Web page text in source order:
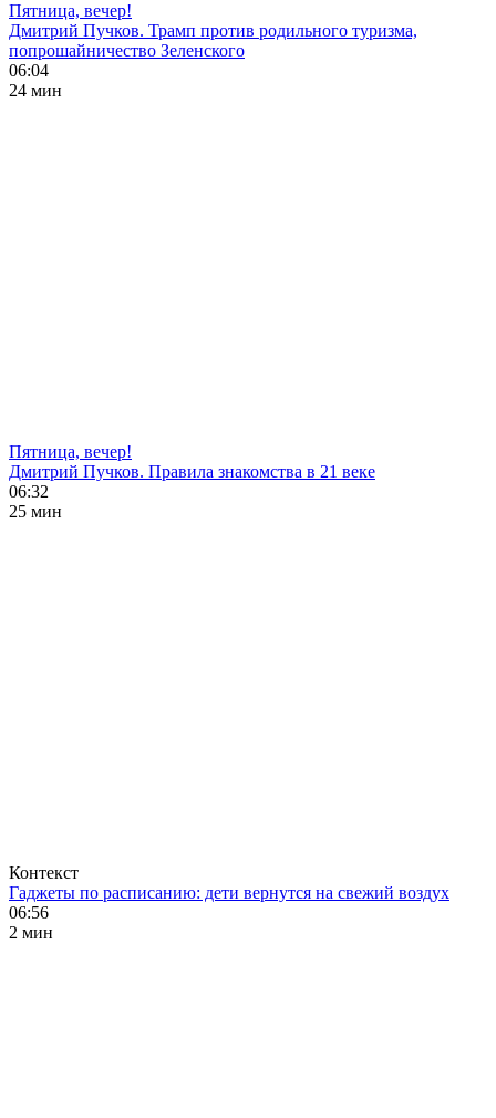
Пятница, вечер!
Дмитрий Пучков. Трамп против родильного туризма,
попрошайничество Зеленского
06:04
24 мин
Пятница, вечер!
Дмитрий Пучков. Правила знакомства в 21 веке
06:32
25 мин
Контекст
Гаджеты по расписанию: дети вернутся на свежий воздух
06:56
2 мин